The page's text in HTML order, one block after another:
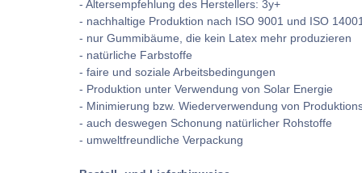
- Altersempfehlung des Herstellers: 3y+
- nachhaltige Produktion nach ISO 9001 und ISO
- nur Gummibäume, die kein Latex mehr produzieren
- natürliche Farbstoffe
- faire und soziale Arbeitsbedingungen
- Produktion unter Verwendung von Solar Energie
- Minimierung bzw. Wiederverwendung von
- auch deswegen Schonung natürlicher Rohstoffe
- umweltfreundliche Verpackung